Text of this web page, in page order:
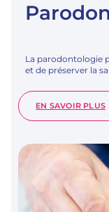
La parodontologie
et de préserver la
EN SAVOIR PLUS: